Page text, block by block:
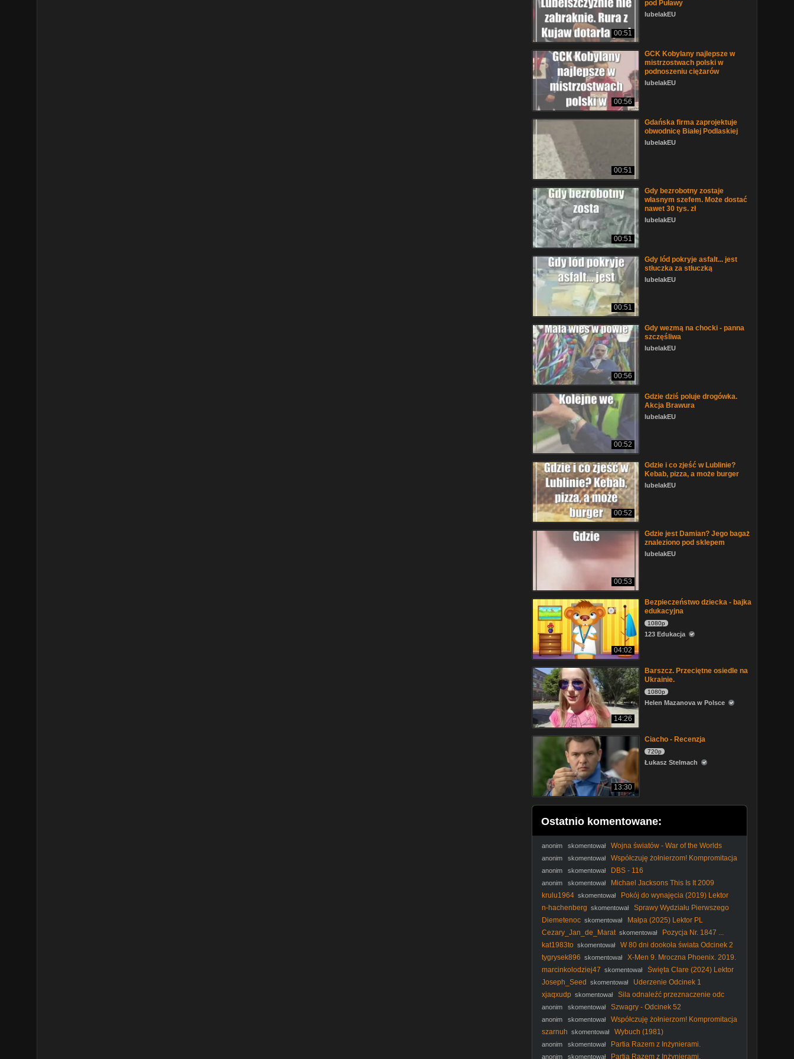
00:51
pod Puławy
lubelakEU
00:56
GCK Kobylany najlepsze w
mistrzostwach polski w
podnoszeniu ciężarów
lubelakEU
00:51
Gdańska firma zaprojektuje
obwodnicę Białej Podlaskiej
lubelakEU
00:51
Gdy bezrobotny zostaje
własnym szefem. Może dostać
nawet 30 tys. zł
lubelakEU
00:51
Gdy lód pokryje asfalt... jest
stłuczka za stłuczką
lubelakEU
00:56
Gdy wezmą na chocki - panna
szczęśliwa
lubelakEU
00:52
Gdzie dziś poluje drogówka.
Akcja Brawura
lubelakEU
00:52
Gdzie i co zjeść w Lublinie?
Kebab, pizza, a może burger
lubelakEU
00:53
Gdzie jest Damian? Jego bagaż
znaleziono pod sklepem
lubelakEU
04:02
Bezpieczeństwo dziecka - bajka
edukacyjna
1080p
123 Edukacja
14:26
Barszcz. Przeciętne osiedle na
Ukrainie.
1080p
Helen Mazanova w Polsce
13:30
Ciacho - Recenzja
720p
Łukasz Stelmach
Ostatnio komentowane:
anonim skomentował
Wojna światów - War of the Worlds
(2025) lektor
anonim skomentował
Współczuję żołnierzom! Kompromitacja
Sobkowiak-Czarneckiej u terytorialsów
anonim skomentował DBS - 116
anonim skomentował
Michael Jacksons This Is It 2009
(Lektor PL)
krulu1964 skomentował
Pokój do wynajęcia (2019) Lektor
PL
n-hachenberg skomentował
Sprawy Wydziału Pierwszego
S01E07 Lektor PL
Diemetenoc skomentował
Małpa (2025) Lektor PL
Cezary_Jan_de_Marat skomentował
Pozycja Nr. 1847 ...
13/03/2026 ...
kat1983to skomentował
W 80 dni dookoła świata Odcinek 2
tygrysek896 skomentował
X-Men 9. Mroczna Phoenix. 2019.
[Lektor PL]
marcinkolodziej47 skomentował
Święta Clare (2024) Lektor
PL
Joseph_Seed skomentował
Uderzenie Odcinek 1
xjaqxudp skomentował
Sila odnaleźć przeznaczenie odc
anonim skomentował Szwagry - Odcinek 52
anonim skomentował
Współczuję żołnierzom! Kompromitacja
Sobkowiak-Czarneckiej u terytorialsów
szarnuh skomentował Wybuch (1981)
anonim skomentował Partia Razem z Inżynierami.
anonim skomentował Partia Razem z Inżynierami.